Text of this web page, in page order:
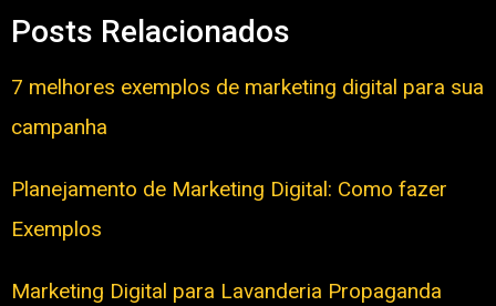
Posts Relacionados
7 melhores exemplos de marketing digital para sua
campanha
Planejamento de Marketing Digital: Como fazer
Exemplos
Marketing Digital para Lavanderia Propaganda